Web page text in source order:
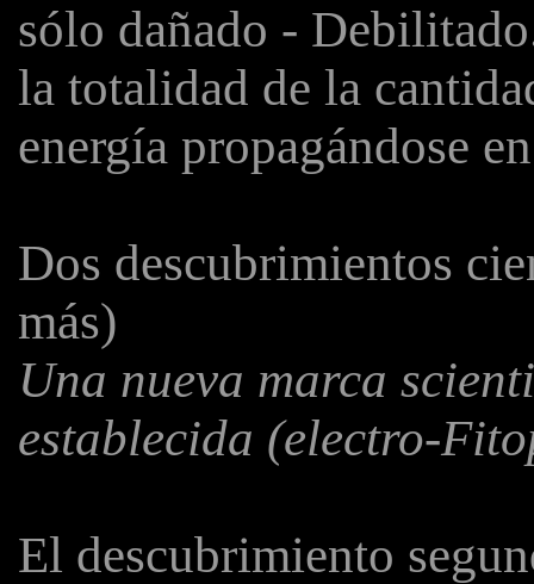
sólo dañado -
la totalidad de la
energía propagándose
Dos descubrimientos
más)
Una nueva marca
establecida (electro-
El descubrimiento